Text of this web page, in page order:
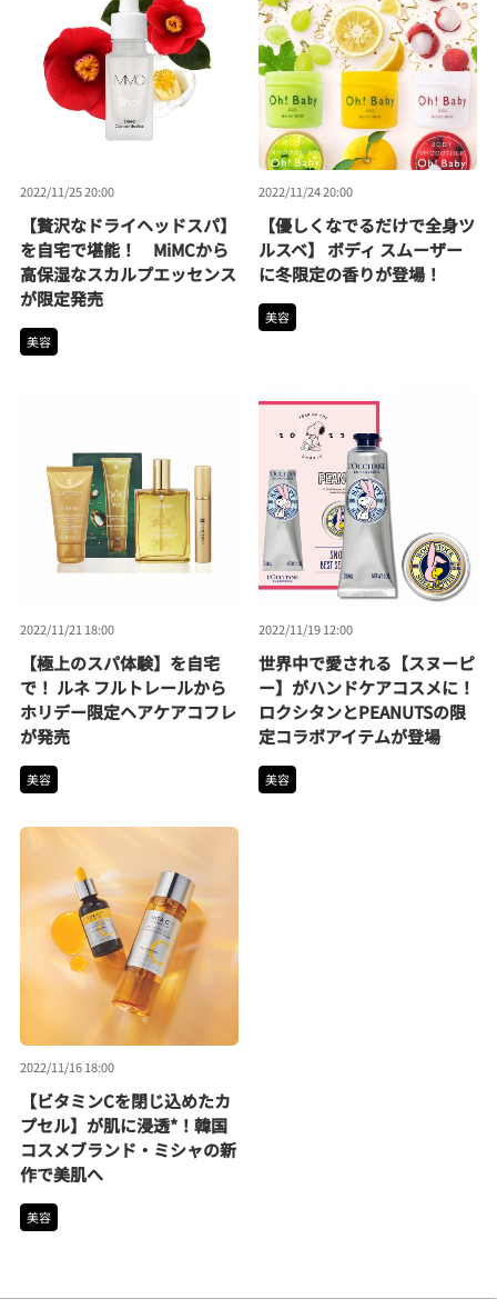
2022/11/25 20:00
【贅沢なドライヘッドスパ】
を自宅で堪能！ MiMCから
高保湿なスカルプエッセンス
が限定発売
美容
2022/11/24 20:00
【優しくなでるだけで全身ツ
ルスベ】 ボディ スムーザー
に冬限定の香りが登場！
美容
2022/11/21 18:00
【極上のスパ体験】を自宅
で！ ルネ フルトレールから
ホリデー限定ヘアケアコフレ
が発売
美容
2022/11/19 12:00
世界中で愛される【スヌーピ
ー】がハンドケアコスメに！
ロクシタンとPEANUTSの限
定コラボアイテムが登場
美容
2022/11/16 18:00
【ビタミンCを閉じ込めたカ
プセル】が肌に浸透*！韓国
コスメブランド・ミシャの新
作で美肌へ
美容